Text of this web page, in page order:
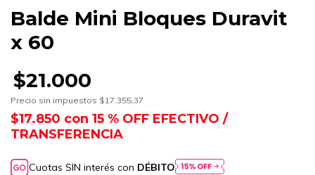
Balde Mini Bloques Duravit
x 60
$21.000
Precio sin impuestos $17.355,37
$17.850 con 15 % OFF EFECTIVO /
TRANSFERENCIA
Cuotas SIN interés con DÉBITO